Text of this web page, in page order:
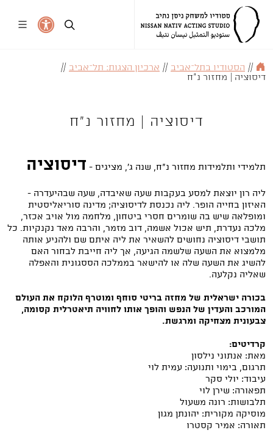
// הסטודיו בתל־אביב // ארכיון הצגות: תל־אביב //
דיסוציה | מחזור נ"ח
דיסוציה | מחזור נ"ח
תלמידי ותלמידות מחזור נ"ח, שנה ג', מציגים - דיסוציה
ליה רון יוצאת למסע בעקבות שעה שאיבדה, שעה שבהיעדרה -
האיזון בחייה הופר. ליה נכנסת לדיסוציה; מדינה סוריאליסטית
ומופלאה שיש בה שומרים חסרי ביטחון, מלחמה מול אויב אכזר,
מלכה נעדרת, תיש אכול אשמה, דוב מזמר, והרבה מאד נקנקיות. כל
תושבי דיסוציה נחושים להשאיר את ליה איתם שם ולהניע אותה
מלמצוא את השעה שלשמה הגיעה, אך ליה חייבת לבחור האם
להשיג את השעה שלה או להישאר בממלכה הססגונית והאפלה
שאליה נקלעה.
בכורה ישראלית של מחזה בריטי סוחף ומוטרף הלוקח את העולם
המורכב והעדין של הנפש והופך אותו לחוויה תיאטרלית קסומה,
צבעונית מצחיקה ומרגשת.
קרדיטים:
מאת: אנתוני נילסון
תרגום, בימוי ותנועה: עמית לוי
עיבוד: יולי סקר
תפאורה: שירן לוי
תלבושות: רונה משעול
מוסיקה מקורית: יהונתן מגון
תאורה: אמיר קסטרו